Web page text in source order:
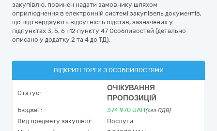
закупівлю, повинен надати замовнику шляхом
оприлюднення в електронній системі закупівель документів,
що підтверджують відсутність підстав, зазначених у
підпунктах 3, 5, 6 і 12 пункту 47 Особливостей (детально
описано у додатку 2 та 4 до ТД).
ВІДКРИТІ ТОРГИ З ОСОБЛИВОСТЯМИ
Статус:
ОЧІКУВАННЯ
ПРОПОЗИЦІЙ
Бюджет: 374 970 UAH(без ПДВ)
Вид предмету закупівлі:
Послуги